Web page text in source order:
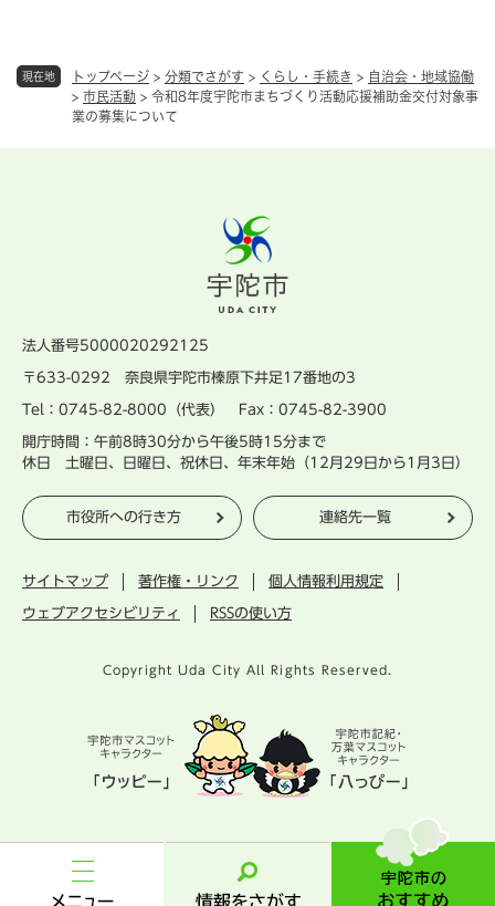
陀
市
の
現在地 トップページ > 分類でさがす > くらし・手続き > 自治会・地域協働
> 市民活動 > 令和8年度宇陀市まちづくり活動応援補助金交付対象事
業の募集について
法人番号5000020292125
〒633-0292 奈良県宇陀市榛原下井足17番地の3
Tel：0745-82-8000（代表） Fax：0745-82-3900
開庁時間：午前8時30分から午後5時15分まで
休日 土曜日、日曜日、祝休日、年末年始（12月29日から1月3日）
市役所への行き方 連絡先一覧
サイトマップ 著作権・リンク 個人情報利用規定
ウェブアクセシビリティ RSSの使い方
Copyright Uda City All Rights Reserved.